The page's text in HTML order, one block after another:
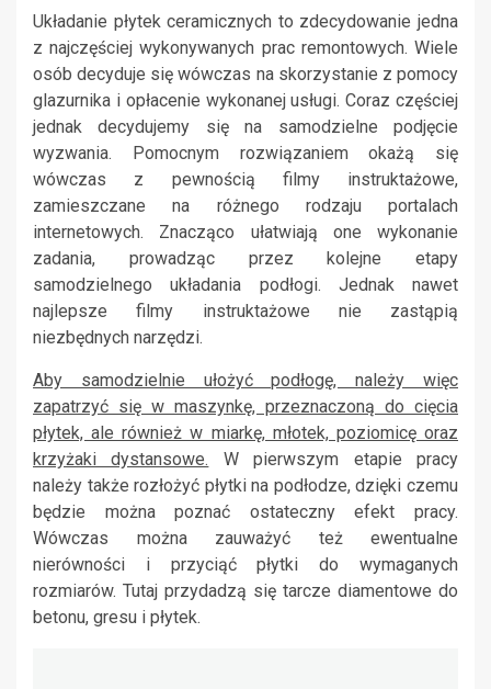
Układanie płytek ceramicznych to zdecydowanie jedna
z najczęściej wykonywanych prac remontowych. Wiele
osób decyduje się wówczas na skorzystanie z pomocy
glazurnika i opłacenie wykonanej usługi. Coraz częściej
jednak decydujemy się na samodzielne podjęcie
wyzwania. Pomocnym rozwiązaniem okażą się
wówczas z pewnością filmy instruktażowe,
zamieszczane na różnego rodzaju portalach
internetowych. Znacząco ułatwiają one wykonanie
zadania, prowadząc przez kolejne etapy
samodzielnego układania podłogi. Jednak nawet
najlepsze filmy instruktażowe nie zastąpią
niezbędnych narzędzi.
Aby samodzielnie ułożyć podłogę, należy więc
zapatrzyć się w maszynkę, przeznaczoną do cięcia
płytek, ale również w miarkę, młotek, poziomicę oraz
krzyżaki dystansowe. W pierwszym etapie pracy
należy także rozłożyć płytki na podłodze, dzięki czemu
będzie można poznać ostateczny efekt pracy.
Wówczas można zauważyć też ewentualne
nierówności i przyciąć płytki do wymaganych
rozmiarów. Tutaj przydadzą się tarcze diamentowe do
betonu, gresu i płytek.